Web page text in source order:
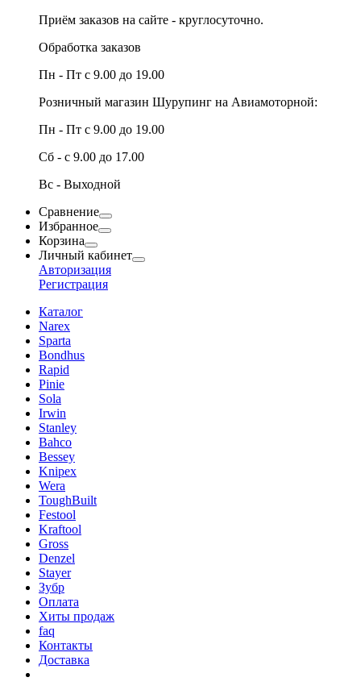
Приём заказов на сайте - круглосуточно.
Обработка заказов
Пн - Пт с 9.00 до 19.00
Розничный магазин Шурупинг на Авиамоторной:
Пн - Пт с 9.00 до 19.00
Сб - с 9.00 до 17.00
Вс - Выходной
Сравнение
Избранное
Корзина
Личный кабинет
Авторизация
Регистрация
Каталог
Narex
Sparta
Bondhus
Rapid
Pinie
Sola
Irwin
Stanley
Bahco
Bessey
Knipex
Wera
ToughBuilt
Festool
Kraftool
Gross
Denzel
Stayer
Зубр
Оплата
Хиты продаж
faq
Контакты
Доставка